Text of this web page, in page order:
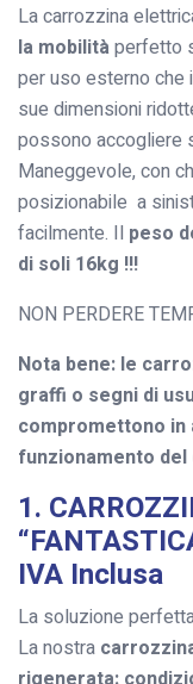
La carrozzina
la mobilitàperfetto
per uso esterno che
sue dimensioni
possono accogliere
Maneggevole, con
posizionabile a
facilmente. Il peso
di soli 16kg !!!
NON PERDERE
Nota bene: le
graffi o segni di
compromettono
funzionamento
1.
IVA Inclusa
La soluzione
La nostra